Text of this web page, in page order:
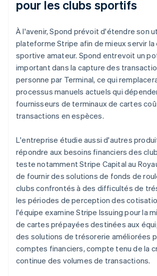
pour les clubs sportifs
À l'avenir, Spond prévoit d'étendre son
plateforme Stripe afin de mieux servir la
sportive amateur. Spond entrevoit un
important dans la capture des
personne par Terminal, ce qui
processus manuels actuels qui
fournisseurs de terminaux de cartes
transactions en espèces.
L'entreprise étudie aussi d'autres
répondre aux besoins financiers des
teste notamment Stripe Capital au
de fournir des solutions de fonds de
clubs confrontés à des difficultés de
les périodes de perception des
l'équipe examine Stripe Issuing pour la
de cartes prépayées destinées aux
des solutions de trésorerie améliorées
comptes financiers, compte tenu de la
continue des volumes de transactions.